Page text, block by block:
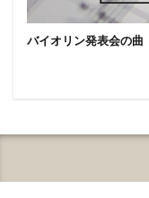
バイオリン発表会の曲